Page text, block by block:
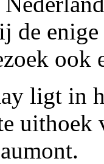
de
ook
ligt in